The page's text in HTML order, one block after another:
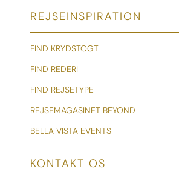
REJSEINSPIRATION
FIND KRYDSTOGT
FIND REDERI
FIND REJSETYPE
REJSEMAGASINET BEYOND
BELLA VISTA EVENTS
KONTAKT OS